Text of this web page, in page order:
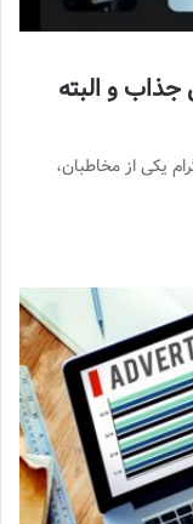
و البته
یکی از مخاطبان،